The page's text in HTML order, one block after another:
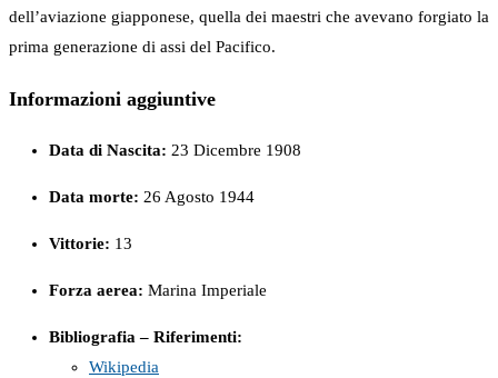
dell’aviazione giapponese, quella dei maestri che avevano forgiato la
prima generazione di assi del Pacifico.
Informazioni aggiuntive
Data di Nascita: 23 Dicembre 1908
Data morte: 26 Agosto 1944
Vittorie: 13
Forza aerea: Marina Imperiale
Bibliografia – Riferimenti:
Wikipedia